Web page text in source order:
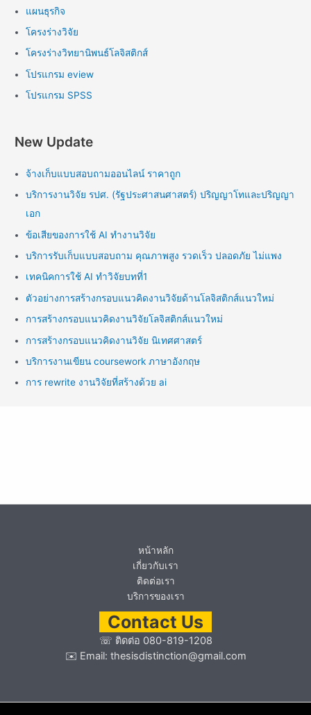
แผนธุรกิจ
โครงร่างวิจัย
โครงร่างวิทยานิพนธ์โลจิสติกส์
โปรแกรม eview
โปรแกรม SPSS
New Update
จ้างเก็บแบบสอบถามออนไลน์ ราคาถูก
บริการงานวิจัย รปศ. (รัฐประศาสนศาสตร์) ปริญญาโทและปริญญา
เอก
ข้อเสียของการใช้ AI ทำงานวิจัย
บริการรับเก็บแบบสอบถาม คุณภาพสูง รวดเร็ว ปลอดภัย ไม่แพง
เทคนิคการใช้ AI ทำวิจัยบทที่1
ตัวอย่างการสร้างกรอบแนวคิดงานวิจัยด้านโลจิสติกส์แนวใหม่
การสร้างกรอบแนวคิดงานวิจัยโลจิสติกส์แนวใหม่
การสร้างกรอบแนวคิดงานวิจัย นิเทศศาสตร์
บริการงานเขียน coursework ภาษาอังกฤษ
การ rewrite งานวิจัยที่สร้างด้วย ai
หน้าหลัก
เกี่ยวกับเรา
ติดต่อเรา
บริการของเรา
Contact Us
☏ ติดต่อ 080-819-1208
✉️ Email: thesisdistinction@gmail.com